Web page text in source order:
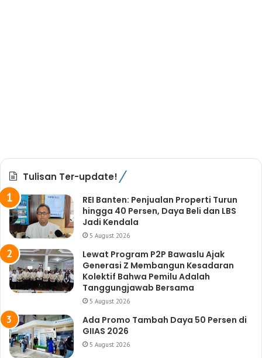
Tulisan Ter-update!
REI Banten: Penjualan Properti Turun
hingga 40 Persen, Daya Beli dan LBS
Jadi Kendala
5 August 2026
Lewat Program P2P Bawaslu Ajak
Generasi Z Membangun Kesadaran
Kolektif Bahwa Pemilu Adalah
Tanggungjawab Bersama
5 August 2026
Ada Promo Tambah Daya 50 Persen di
GIIAS 2026
5 August 2026